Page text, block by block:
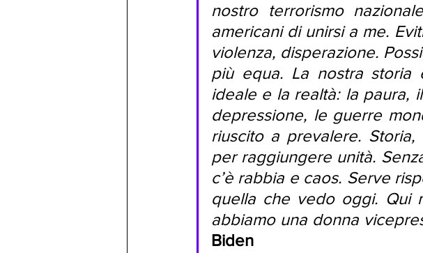
nostro terrorismo
americani di unirsi a me.
violenza, disperazione.
più equa. La nostra
ideale e la realtà: la paura,
depressione, le guerre
riuscito a prevalere.
per raggiungere unità.
c’è rabbia e caos. Serve
quella che vedo oggi. Qui
abbiamo una donna
Biden